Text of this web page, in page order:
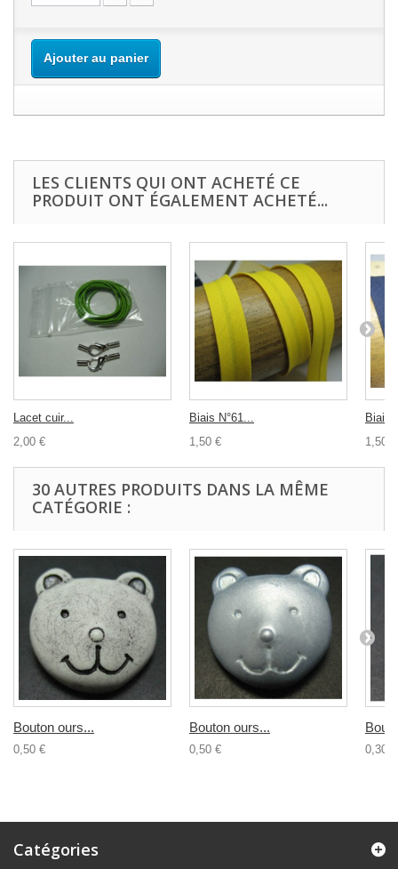
Ajouter au panier
LES CLIENTS QUI ONT ACHETÉ CE
PRODUIT ONT ÉGALEMENT ACHETÉ...
Lacet cuir...
2,00 €
Biais N°61...
1,50 €
Biais
1,50 €
30 AUTRES PRODUITS DANS LA MÊME
CATÉGORIE :
Bouton ours...
0,50 €
Bouton ours...
0,50 € 0,30 €
Catégories